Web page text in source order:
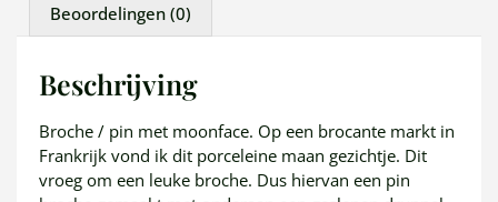
Beoordelingen (0)
Beschrijving
Broche / pin met moonface. Op een brocante markt in
Frankrijk vond ik dit porceleine maan gezichtje. Dit
vroeg om een leuke broche. Dus hiervan een pin